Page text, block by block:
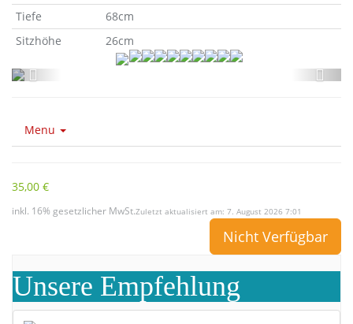
Tiefe
68cm
Sitzhöhe
26cm
Menu
35,00 €
inkl. 16% gesetzlicher MwSt.Zuletzt aktualisiert am: 7. August 2026 7:01
Nicht Verfügbar
Unsere Empfehlung